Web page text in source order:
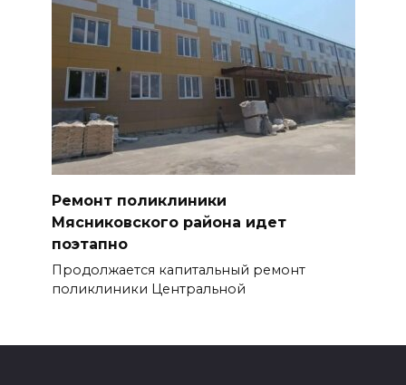
Ремонт поликлиники
Мясниковского района идет
поэтапно
Продолжается капитальный ремонт
поликли­ники Центральной